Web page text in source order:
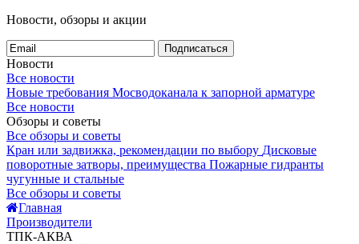
Новости, обзоры и акции
Подписаться
Новости
Все новости
Новые требования Мосводоканала к запорной арматуре
Все новости
Обзоры и советы
Все обзоры и советы
Кран или задвижка, рекомендации по выбору Дисковые
поворотные затворы, преимущества Пожарные гидранты
чугунные и стальные
Все обзоры и советы
Главная
Производители
ТПК-АКВА